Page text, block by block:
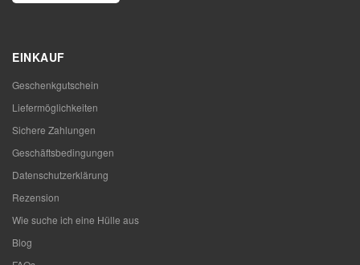
EINKAUF
Geschenkgutschein
Liefermöglichkeiten
Sichere Zahlungen
Geschäftsbedingungen
Datenschutzerklärung
Rezension
Wie suche ich eine Hülle aus
Blog